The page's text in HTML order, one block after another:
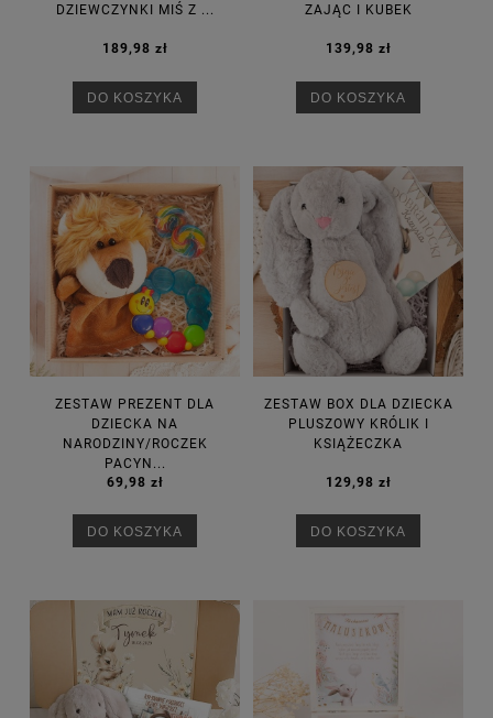
DZIEWCZYNKI MIŚ Z ...
189,98 zł
DO KOSZYKA
ZAJĄC I KUBEK
139,98 zł
DO KOSZYKA
ZESTAW PREZENT DLA
DZIECKA NA
NARODZINY/ROCZEK
PACYN...
69,98 zł
DO KOSZYKA
ZESTAW BOX DLA DZIECKA
PLUSZOWY KRÓLIK I
KSIĄŻECZKA
129,98 zł
DO KOSZYKA